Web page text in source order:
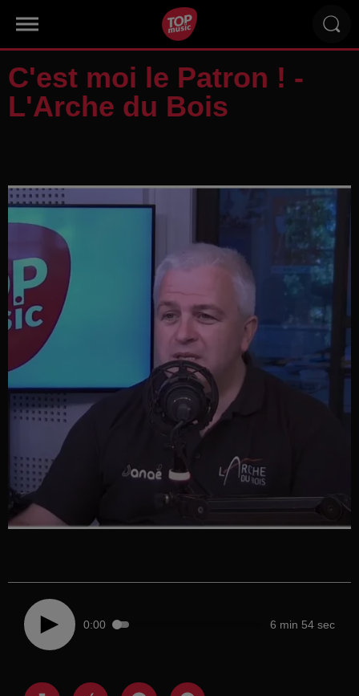
C'est moi le Patron ! -
L'Arche du Bois
0:00 6 min 54 sec